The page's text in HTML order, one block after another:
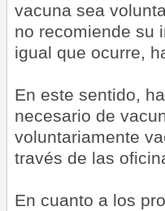
vacuna sea
no recomiende su
igual que ocurre,
En este sentido,
necesario de
voluntariamente
través de las
En cuanto a los